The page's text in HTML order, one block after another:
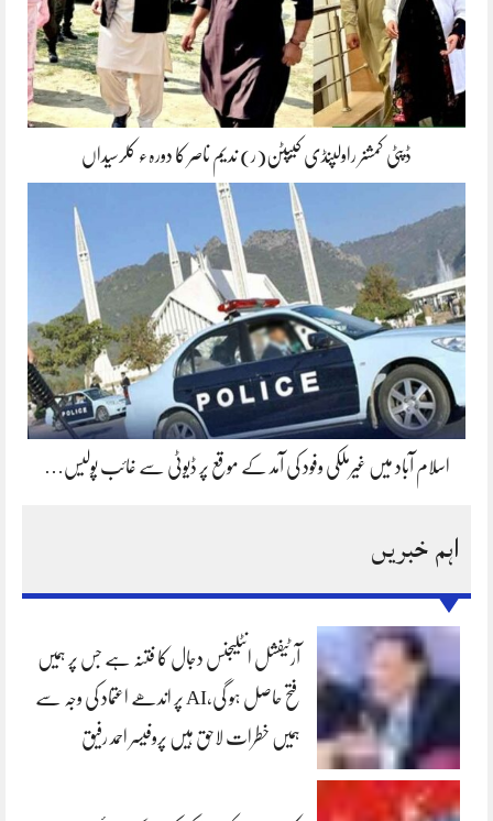
ڈپٹی کمشنر راولپنڈی کیپٹن(ر) ندیم ناصر کا دورہء کلرسیداں
اسلام آباد میں غیرملکی وفود کی آمد کے موقع پر ڈیوٹی سے غائب پولیس…
اہم خبریں
آرٹیفشل انٹلیجنس دجال کا فتنہ ہے جس پر ہمیں
فتح حاصل ہو گی،AI پر اندھے اعتماد کی وجہ سے
ہمیں خطرات لاحق ہیں پروفیسر احمد رفیق